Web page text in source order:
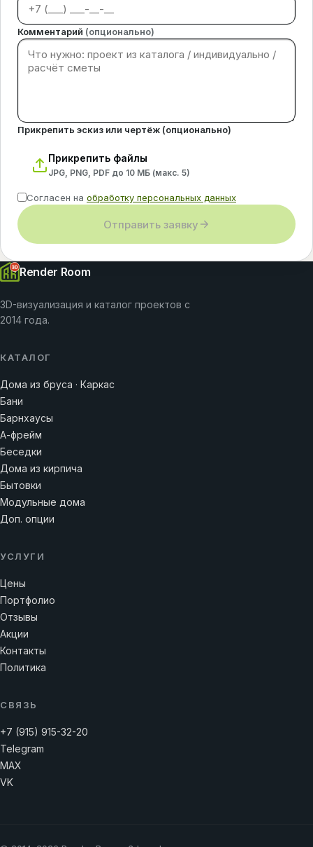
Комментарий (опционально)
Прикрепить эскиз или чертёж (опционально)
Прикрепить файлы
JPG, PNG, PDF до 10 МБ (макс. 5)
Согласен на обработку персональных данных
Отправить заявку
Render Room
3D-визуализация и каталог проектов с
2014 года.
КАТАЛОГ
Дома из бруса · Каркас
Бани
Барнхаусы
А-фрейм
Беседки
Дома из кирпича
Бытовки
Модульные дома
Доп. опции
УСЛУГИ
Цены
Портфолио
Отзывы
Акции
Контакты
Политика
СВЯЗЬ
+7 (915) 915-32-20
Telegram
MAX
VK